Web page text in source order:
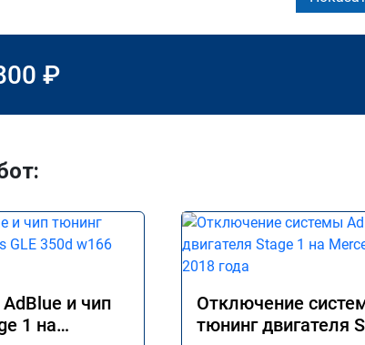
₽
и чип
1 на
Отключение
тюнинг двигателя